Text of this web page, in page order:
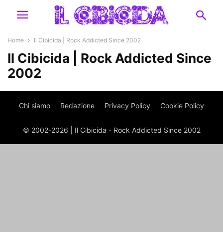
Home Il Cibicida | Rock Addicted Since 2002
Il Cibicida | Rock Addicted Since
2002
Chi siamo Redazione Privacy Policy Cookie Policy
© 2002-2026 | Il Cibicida - Rock Addicted Since 2002